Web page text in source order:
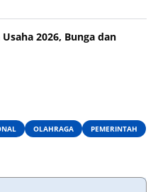
2026, Bunga dan
OLAHRAGA
PEMERINTAH